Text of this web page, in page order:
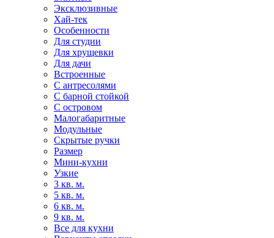
Эксклюзивные
Хай-тек
Особенности
Для студии
Для хрущевки
Для дачи
Встроенные
С антресолями
С барной стойкой
С островом
Малогабаритные
Модульные
Скрытые ручки
Размер
Мини-кухни
Узкие
3 кв. м.
5 кв. м.
6 кв. м.
9 кв. м.
Все для кухни